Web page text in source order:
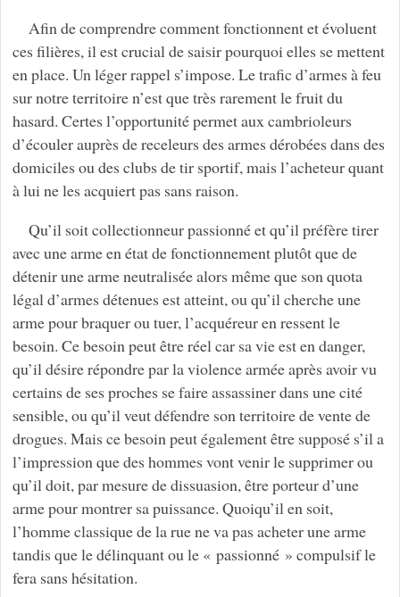
Afin de comprendre comment fonctionnent et évoluent
ces filières, il est crucial de saisir pourquoi elles se mettent
en place. Un léger rappel s’impose. Le trafic d’armes à feu
sur notre territoire n’est que très rarement le fruit du
hasard. Certes l’opportunité permet aux cambrioleurs
d’écouler auprès de receleurs des armes dérobées dans des
domiciles ou des clubs de tir sportif, mais l’acheteur quant
à lui ne les acquiert pas sans raison.
Qu’il soit collectionneur passionné et qu’il préfère tirer
avec une arme en état de fonctionnement plutôt que de
détenir une arme neutralisée alors même que son quota
légal d’armes détenues est atteint, ou qu’il cherche une
arme pour braquer ou tuer, l’acquéreur en ressent le
besoin. Ce besoin peut être réel car sa vie est en danger,
qu’il désire répondre par la violence armée après avoir vu
certains de ses proches se faire assassiner dans une cité
sensible, ou qu’il veut défendre son territoire de vente de
drogues. Mais ce besoin peut également être supposé s’il a
l’impression que des hommes vont venir le supprimer ou
qu’il doit, par mesure de dissuasion, être porteur d’une
arme pour montrer sa puissance. Quoiqu’il en soit,
l’homme classique de la rue ne va pas acheter une arme
tandis que le délinquant ou le « passionné » compulsif le
fera sans hésitation.